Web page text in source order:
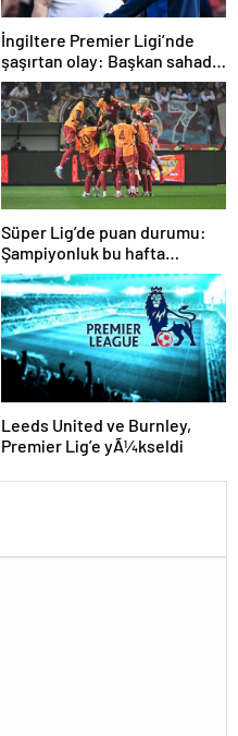
İngiltere Premier Ligi’nde
şaşırtan olay: Başkan sahada
teknik direktörle tartıştı
Süper Lig’de puan durumu:
Şampiyonluk bu hafta
netleşiyor…
Leeds United ve Burnley,
Premier Lig’e yÃ¼kseldi